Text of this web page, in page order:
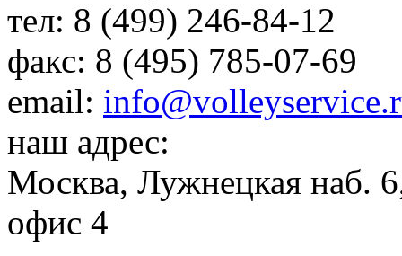
тел: 8 (499) 246-84-12
факс: 8 (495) 785-07-69
email:
наш адрес:
Москва, Лужнецкая наб.
офис 4